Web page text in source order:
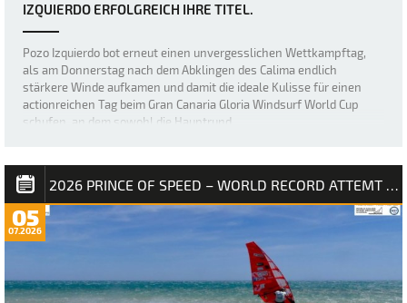
IZQUIERDO ERFOLGREICH IHRE TITEL.
Pozo Izquierdo bot erneut einen unvergesslichen Wettkampftag,
als am Donnerstag nach dem Abklingen des Calima endlich
stärkere Winde aufkamen und damit die ideale Kulisse für einen
actionreichen Tag beim Gran Canaria Gloria Windsurf World Cup
schufen, an dem sowohl die Hauptrund…
2026 PRINCE OF SPEED – WORLD RECORD ATTEMT NM
05
07.2026